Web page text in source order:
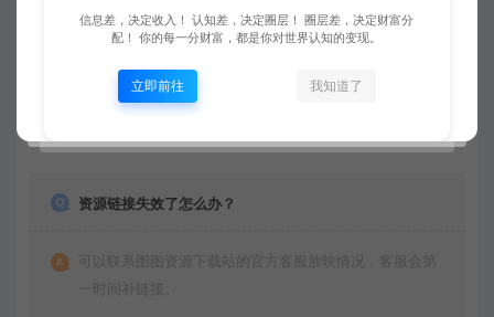
不接受退款申请。望周知。
查看详情
资源链接失效了怎么办？
可以联系图图资源下载站的官方客服放映情况，客服会第
一时间补链接。
信息差，决定收入！ 认知差，决定圈层！ 圈层差，决定财富分
配！ 你的每一分财富，都是你对世界认知的变现。
立即前往 我知道了